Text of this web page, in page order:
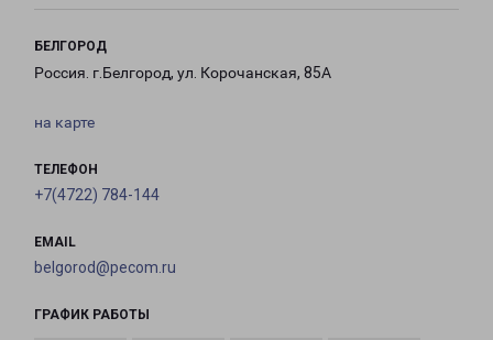
БЕЛГОРОД
Россия. г.Белгород, ул. Корочанская, 85А
на карте
ТЕЛЕФОН
+7(4722) 784-144
EMAIL
belgorod@pecom.ru
ГРАФИК РАБОТЫ